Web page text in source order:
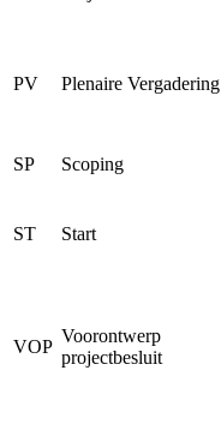
PV Plenaire Vergadering
SP Scoping
ST Start
VOP
Voorontwerp
projectbesluit